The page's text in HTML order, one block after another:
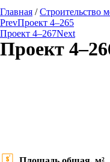
Главная /Строительство
PrevПроект 4–265
Проект 4–267Next
Проект